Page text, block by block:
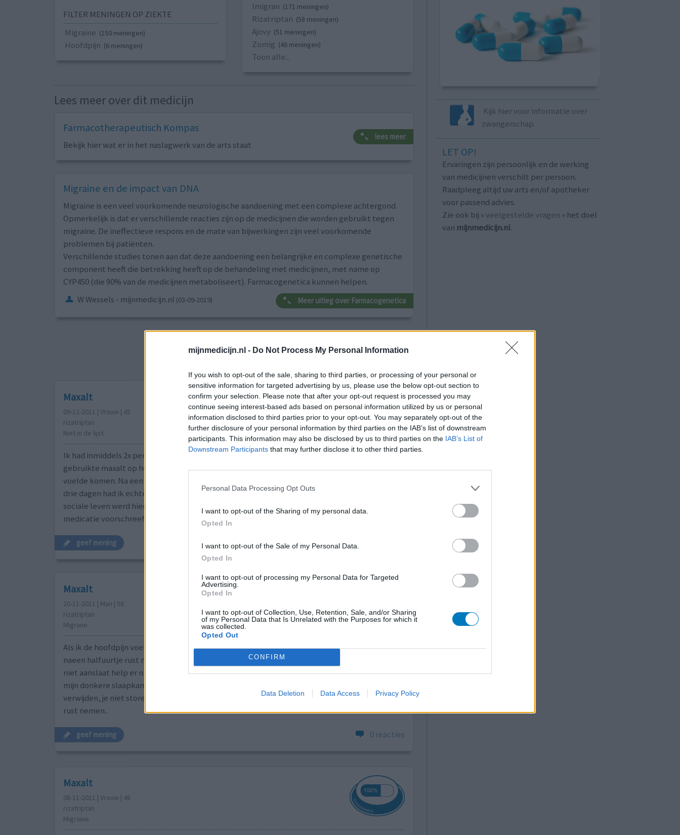
mijnmedicijn.nl - Do Not Process My Personal Information
If you wish to opt-out of the sale, sharing to third parties, or processing of your personal or
sensitive information for targeted advertising by us, please use the below opt-out section to
confirm your selection. Please note that after your opt-out request is processed you may
continue seeing interest-based ads based on personal information utilized by us or personal
information disclosed to third parties prior to your opt-out. You may separately opt-out of the
further disclosure of your personal information by third parties on the IAB’s list of downstream
participants. This information may also be disclosed by us to third parties on the IAB’s List of
Downstream Participants that may further disclose it to other third parties.
Personal Data Processing Opt Outs
I want to opt-out of the Sharing of my personal data.
Opted In
I want to opt-out of the Sale of my Personal Data.
Opted In
I want to opt-out of processing my Personal Data for Targeted
Advertising.
Opted In
I want to opt-out of Collection, Use, Retention, Sale, and/or Sharing
of my Personal Data that Is Unrelated with the Purposes for which it
was collected.
Opted Out
CONFIRM
Data Deletion Data Access Privacy Policy
FILTER MENINGEN OP ZIEKTE
Migraine (150 meningen)
Hoofdpijn (6 meningen)
Imigran (171 meningen)
Rizatriptan (58 meningen)
Ajovy (51 meningen)
Zomig (46 meningen)
Toon alle...
Lees meer over dit medicijn
Farmacotherapeutisch Kompas
Bekijk hier wat er in het naslagwerk van de arts staat
lees meer
Migraine en de impact van DNA
Migraine is een veel voorkomende neurologische aandoening met een complexe achtergond.
Opmerkelijk is dat er verschillende reacties zijn op de medicijnen die worden gebruikt tegen
migraine. De ineffectieve respons en de mate van bijwerkingen zijn veel voorkomende
problemen bij patiënten.
Verschillende studies tonen aan dat deze aandoening een belangrijke en complexe genetische
component heeft die betrekking heeft op de behandeling met medicijnen, met name op
CYP450 (die 90% van de medicijnen metaboliseert). Farmacogenetica kunnen helpen.
Meer uitleg over Farmacogenetica
W Wessels - mijnmedicijn.nl (03-09-2019)
Maxalt
09-12-2011 | Vrouw | 45
rizatriptan
Niet in de lijst
Effectiviteit
Hoeveelheid bijwerkingen
Ik had inmiddels 2x per maand 3 dagen migraine. Ik
gebruikte maxalt op het moment dat ik de migraine op
voelde komen. Na een uur had dit effect. Buiten die 2x
drie dagen had ik echter sluimerende hoofdpijn en dit bepaalde mijn hele doen en laten. Mijn
sociale leven werd hierdoor zeer beperkt. Dit is de reden dat de neuroloog mij andere
medicatie voorschreef.
geef mening
Maxalt
20-11-2011 | Man | 58
rizatriptan
Migrane
Effectiviteit
Hoeveelheid bijwerkingen
Als ik de hoofdpijn voeld opkomen, neem ik 1 tablet en
naeen halfuurtje rust nemen is het weg. En als dat dan
niet aanslaat help er niets meer aan. dan is het rusten in
mijn donkere slaapkamer..tot het na een ± dag minder wordt. " let op wat ik" eet, drinkt, stres
verwijden, je niet storen aan ergernissen, regelmaat houden ook in de weekends,,, voldoende
rust nemen..
geef mening 0 reacties
Maxalt
08-11-2011 | Vrouw | 48
rizatriptan
Migraine
Kijk hier voor informatie over
zwangerschap.
LET OP!
Ervaringen zijn persoonlijk en de werking
van medicijnen verschilt per persoon.
Raadpleeg altijd uw arts en/of apotheker
voor passend advies.
Zie ook bij « veelgestelde vragen » het doel
van mijnmedicijn.nl.